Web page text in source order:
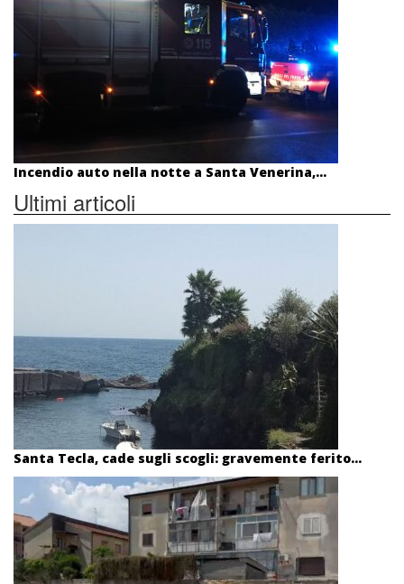
Incendio auto nella notte a Santa Venerina,...
Ultimi articoli
Santa Tecla, cade sugli scogli: gravemente ferito...